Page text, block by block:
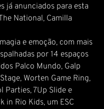
já anunciados para esta
National, Camilla
e emoção, com mais
por 14 espaços
Palco Mundo, Galp
Worten Game Ring,
Parties, 7Up Slide e
in Rio Kids, um ESC